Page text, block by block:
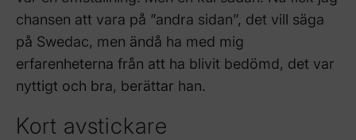
chansen att vara på ”andra sidan”, det vill säga
på Swedac, men ändå ha med mig
erfarenheterna från att ha blivit bedömd, det var
nyttigt och bra, berättar han.
Kort avstickare